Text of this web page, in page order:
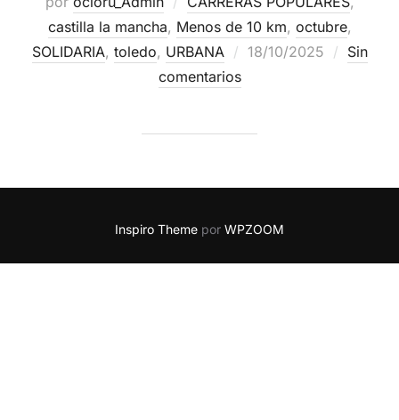
castilla la mancha, Menos de 10 km, octubre,
SOLIDARIA, toledo, URBANA 18/10/2025
Sin
comentarios
Inspiro Theme por WPZOOM